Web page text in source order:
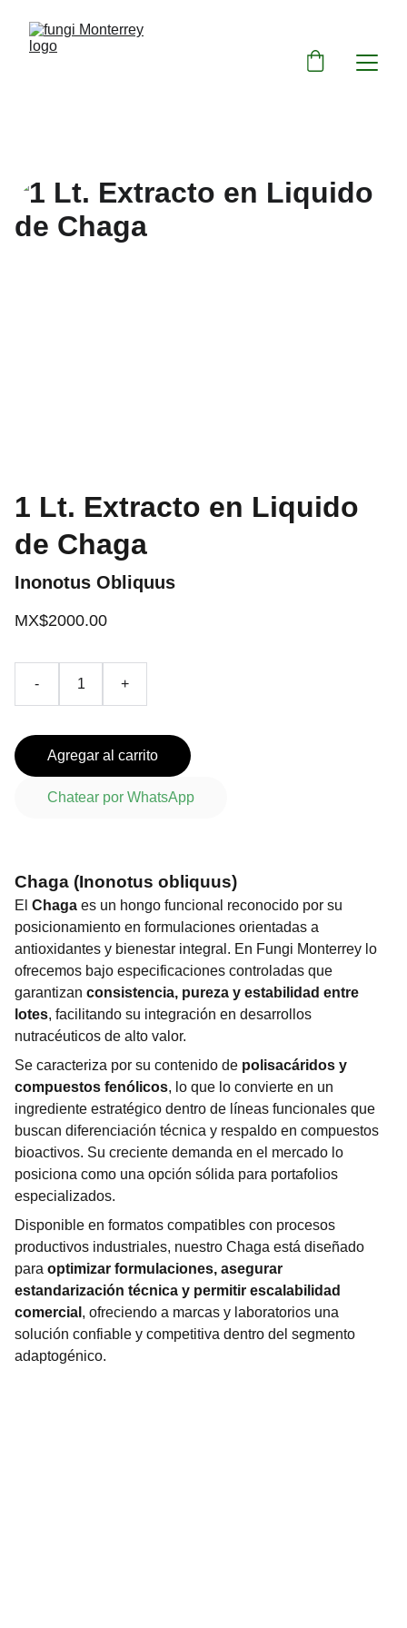
1 Lt. Extracto en Liquido
de Chaga
Inonotus Obliquus
MX$2000.00
- +
Agregar al carrito
Chatear por WhatsApp
Chaga (Inonotus obliquus)
El Chaga es un hongo funcional reconocido por su
posicionamiento en formulaciones orientadas a
antioxidantes y bienestar integral. En Fungi Monterrey lo
ofrecemos bajo especificaciones controladas que
garantizan consistencia, pureza y estabilidad entre
lotes, facilitando su integración en desarrollos
nutracéuticos de alto valor.
Se caracteriza por su contenido de polisacáridos y
compuestos fenólicos, lo que lo convierte en un
ingrediente estratégico dentro de líneas funcionales que
buscan diferenciación técnica y respaldo en compuestos
bioactivos. Su creciente demanda en el mercado lo
posiciona como una opción sólida para portafolios
especializados.
Disponible en formatos compatibles con procesos
productivos industriales, nuestro Chaga está diseñado
para optimizar formulaciones, asegurar
estandarización técnica y permitir escalabilidad
comercial , ofreciendo a marcas y laboratorios una
solución confiable y competitiva dentro del segmento
adaptogénico.